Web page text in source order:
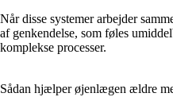
Når disse systemer arbejder
af genkendelse, som føles
komplekse processer.
Sådan hjælper øjenlægen ældre